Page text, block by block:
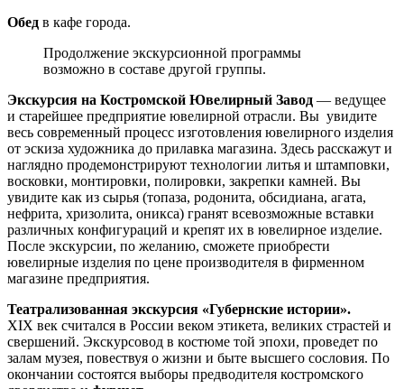
Обед в кафе города.
Продолжение экскурсионной программы
возможно в составе другой группы.
Экскурсия на Костромской Ювелирный Завод — ведущее
и старейшее предприятие ювелирной отрасли. Вы увидите
весь современный процесс изготовления ювелирного изделия
от эскиза художника до прилавка магазина. Здесь расскажут и
наглядно продемонстрируют технологии литья и штамповки,
восковки, монтировки, полировки, закрепки камней. Вы
увидите как из сырья (топаза, родонита, обсидиана, агата,
нефрита, хризолита, оникса) гранят всевозможные вставки
различных конфигураций и крепят их в ювелирное изделие.
После экскурсии, по желанию, сможете приобрести
ювелирные изделия по цене производителя в фирменном
магазине предприятия.
Театрализованная экскурсия «Губернские истории».
XIX век считался в России веком этикета, великих страстей и
свершений. Экскурсовод в костюме той эпохи, проведет по
залам музея, повествуя о жизни и быте высшего сословия. По
окончании состоятся выборы предводителя костромского